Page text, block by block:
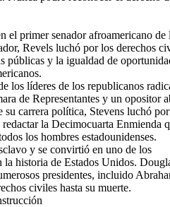
el primer senador afroamericano de
Revels luchó por los derechos
públicas y la igualdad de
los líderes de los republicanos
de Representantes y un opositor
su carrera política, Stevens luchó
la Decimocuarta Enmienda
los hombres estadounidenses.
y se convirtió en uno de los
la historia de Estados Unidos.
presidentes, incluido
civiles hasta su muerte.